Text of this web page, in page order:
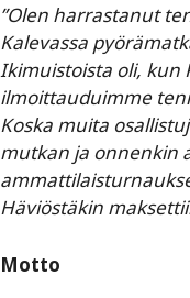
”Olen harrastanut
Kalevassa
Ikimuistoista oli, kun
ilmoittauduimme
Koska muita
mutkan ja onnenkin
Häviöstäkin
Motto